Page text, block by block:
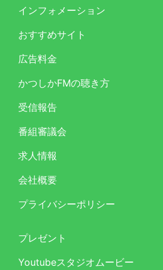
インフォメーション
おすすめサイト
広告料金
かつしかFMの聴き方
受信報告
番組審議会
求人情報
会社概要
プライバシーポリシー
プレゼント
Youtubeスタジオムービー